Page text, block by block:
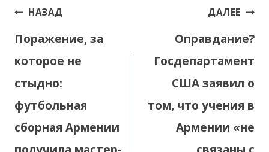
Навигация
записям
НАЗАД
Поражение, за
которое не
стыдно:
футбольная
сборная Армении
ДАЛЕЕ
Оправдание?
Госдепартамент
США заявил о
том, что учения в
Армении «не